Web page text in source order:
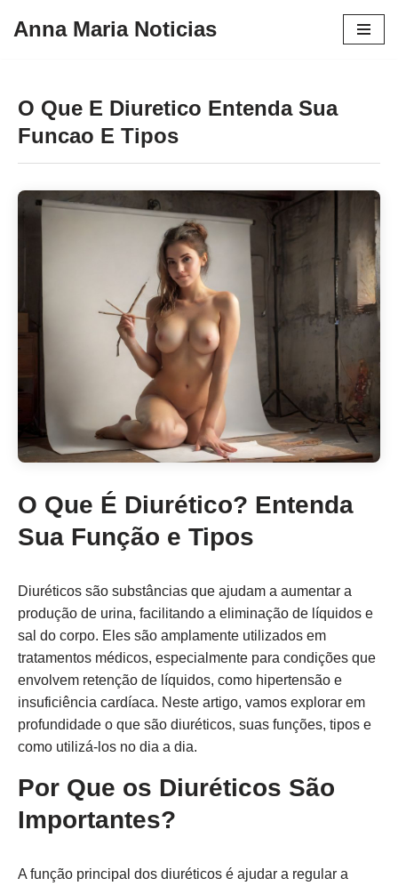
conteúdo
Anna Maria Noticias
O Que E Diuretico Entenda Sua
Funcao E Tipos
O Que É Diurético? Entenda
Sua Função e Tipos
Diuréticos são substâncias que ajudam a aumentar a
produção de urina, facilitando a eliminação de líquidos e
sal do corpo. Eles são amplamente utilizados em
tratamentos médicos, especialmente para condições que
envolvem retenção de líquidos, como hipertensão e
insuficiência cardíaca. Neste artigo, vamos explorar em
profundidade o que são diuréticos, suas funções, tipos e
como utilizá-los no dia a dia.
Por Que os Diuréticos São
Importantes?
A função principal dos diuréticos é ajudar a regular a